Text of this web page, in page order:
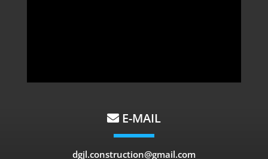
E-MAIL
dgjl.construction@gmail.com